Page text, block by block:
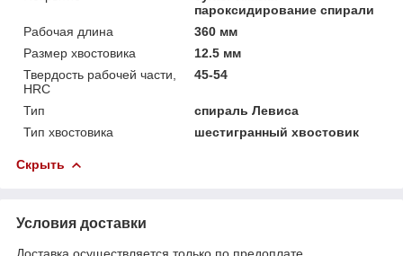
пароксидирование спирали
Рабочая длина
360 мм
Размер хвостовика
12.5 мм
Твердость рабочей части,
HRC
45-54
Тип
спираль Левиса
Тип хвостовика
шестигранный хвостовик
Скрыть
Условия доставки